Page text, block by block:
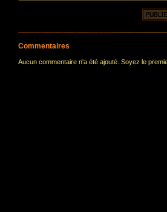
Commentaires
Aucun commentaire n'a été ajouté. Soyez le